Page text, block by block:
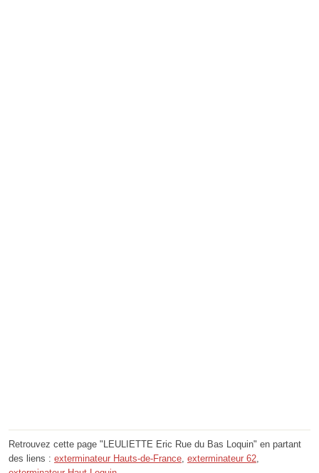
Retrouvez cette page "LEULIETTE Eric Rue du Bas Loquin" en partant
des liens : exterminateur Hauts-de-France exterminateur 62